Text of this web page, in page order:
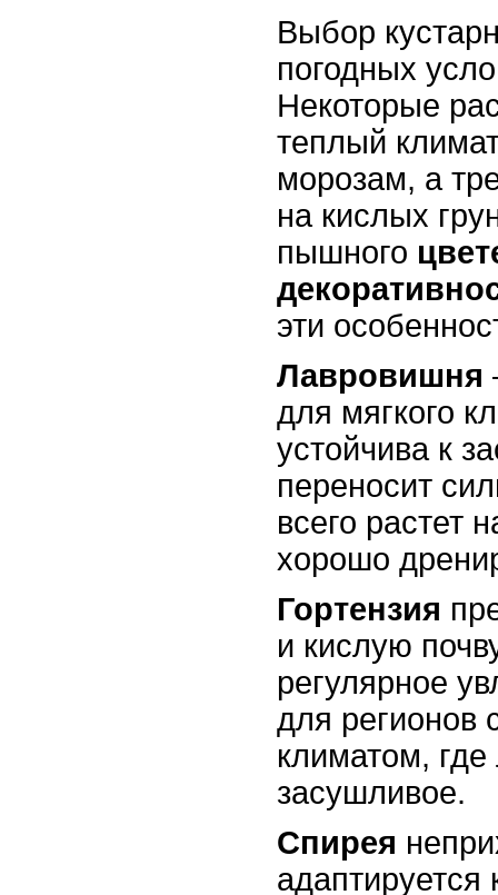
Выбор
погодных
Некоторые
теплый
морозам, а
на кислых
пышного
эти
Лавровишня
для мягкого
устойчива к
переносит
всего растет
хорошо
Гортензия
и кислую
регулярное
для регионов
климатом,
засушливое.
Спирея